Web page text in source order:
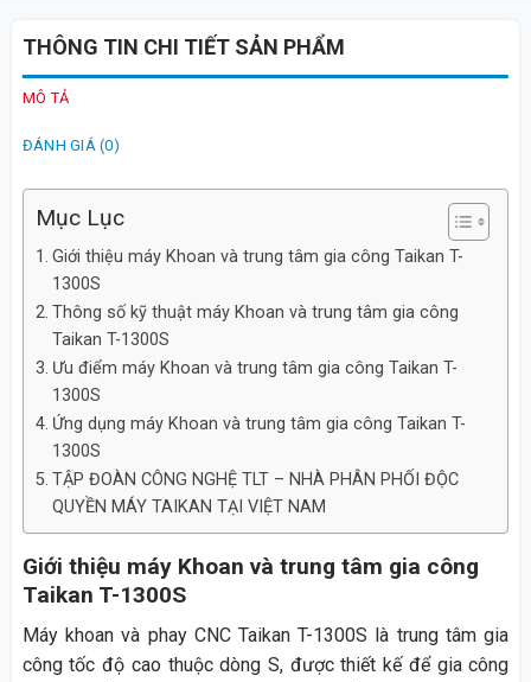
THÔNG TIN CHI TIẾT SẢN PHẨM
MÔ TẢ
ĐÁNH GIÁ (0)
Mục Lục
Giới thiệu máy Khoan và trung tâm gia công Taikan T-
1300S
Thông số kỹ thuật máy Khoan và trung tâm gia công
Taikan T-1300S
Ưu điểm máy Khoan và trung tâm gia công Taikan T-
1300S
Ứng dụng máy Khoan và trung tâm gia công Taikan T-
1300S
TẬP ĐOÀN CÔNG NGHỆ TLT – NHÀ PHÂN PHỐI ĐỘC
QUYỀN MÁY TAIKAN TẠI VIỆT NAM
Giới thiệu máy Khoan và trung tâm gia công
Taikan T-1300S
Máy khoan và phay CNC Taikan T-1300S là trung tâm gia
công tốc độ cao thuộc dòng S, được thiết kế để gia công